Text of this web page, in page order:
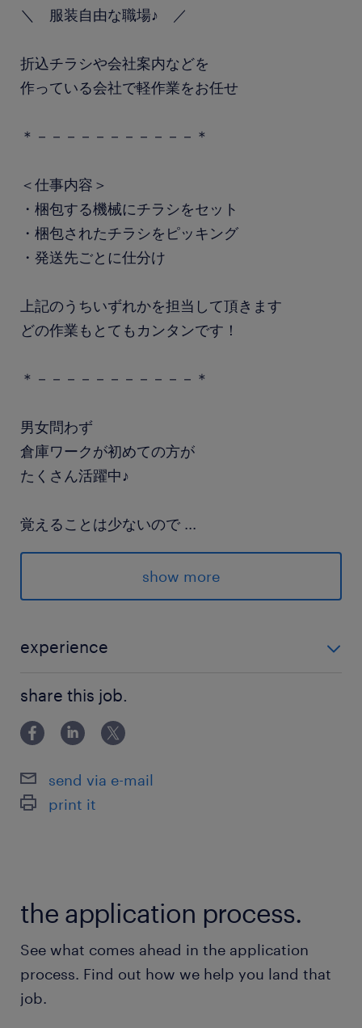
＼ 服装自由な職場♪ ／
折込チラシや会社案内などを
作っている会社で軽作業をお任せ
＊－－－－－－－－－－－＊
＜仕事内容＞
・梱包する機械にチラシをセット
・梱包されたチラシをピッキング
・発送先ごとに仕分け
上記のうちいずれかを担当して頂きます
どの作業もとてもカンタンです！
＊－－－－－－－－－－－＊
男女問わず
倉庫ワークが初めての方が
たくさん活躍中♪
覚えることは少ないので ...
すぐ出来るようになります◎
派遣先の特徴
内など、様々な「広告」を手掛けています！ネ
が人気の企業です。
最寄駅
つくばエクスプレス／柏の葉キャンパス駅（徒歩
15分）
休日休暇
日曜休み＋平日1日 ※土曜日は出勤です
就業時間
show more
experience
share this job.
send via e-mail
print it
the application process.
See what comes ahead in the application
process. Find out how we help you land that
job.